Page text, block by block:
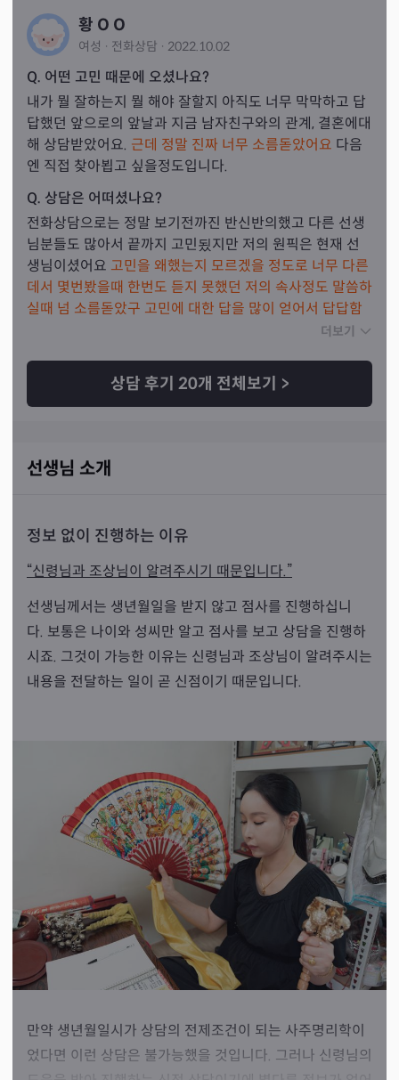
황 O O
여성 · 전화상담 · 2022.10.02
Q. 어떤 고민 때문에 오셨나요?
내가 뭘 잘하는지 뭘 해야 잘할지 아직도 너무 막막하고 답
답했던 앞으로의 앞날과 지금 남자친구와의 관계, 결혼에대
해 상담받았어요. 근데 정말 진짜 너무 소름돋았어요 다음
엔 직접 찾아뵙고 싶을정도입니다.
Q. 상담은 어떠셨나요?
전화상담으로는 정말 보기전까진 반신반의했고 다른 선생
님분들도 많아서 끝까지 고민됬지만 저의 원픽은 현재 선
생님이셨어요 고민을 왜했는지 모르겠을 정도로 너무 다른
데서 몇번봤을때 한번도 듣지 못했던 저의 속사정도 말씀하
실때 넘 소름돋았구 고민에 대한 답을 많이 얻어서 답답함
더보기
상담 후기 20개 전체보기 >
선생님 소개
정보 없이 진행하는 이유
“신령님과 조상님이 알려주시기 때문입니다.”
선생님께서는 생년월일을 받지 않고 점사를 진행하십니
다. 보통은 나이와 성씨만 알고 점사를 보고 상담을 진행하
시죠. 그것이 가능한 이유는 신령님과 조상님이 알려주시는
내용을 전달하는 일이 곧 신점이기 때문입니다.
만약 생년월일시가 상담의 전제조건이 되는 사주명리학이
었다면 이런 상담은 불가능했을 것입니다. 그러나 신령님의